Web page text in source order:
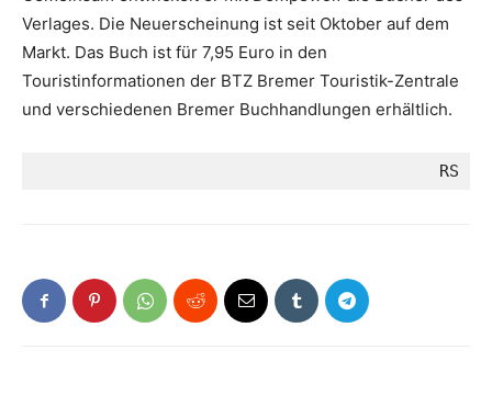
Verlages. Die Neuerscheinung ist seit Oktober auf dem
Markt. Das Buch ist für 7,95 Euro in den
Touristinformationen der BTZ Bremer Touristik-Zentrale
und verschiedenen Bremer Buchhandlungen erhältlich.
RS